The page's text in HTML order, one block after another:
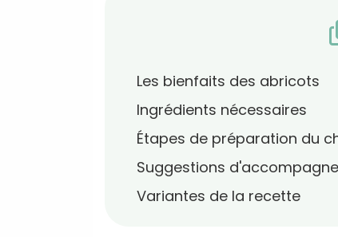
Les bienfaits des abricots
Ingrédients nécessaires
Étapes de préparation du
Suggestions
Variantes de la recette